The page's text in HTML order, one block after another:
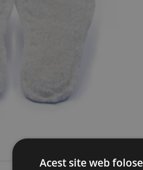
Acest site web